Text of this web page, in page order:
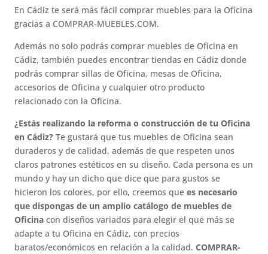
En Cádiz te será más fácil comprar muebles para la Oficina
gracias a COMPRAR-MUEBLES.COM.
Además no solo podrás comprar muebles de Oficina en
Cádiz, también puedes encontrar tiendas en Cádiz donde
podrás comprar sillas de Oficina, mesas de Oficina,
accesorios de Oficina y cualquier otro producto
relacionado con la Oficina.
¿Estás realizando la reforma o construcción de tu Oficina
en Cádiz? Te gustará que tus muebles de Oficina sean
duraderos y de calidad, además de que respeten unos
claros patrones estéticos en su diseño. Cada persona es un
mundo y hay un dicho que dice que para gustos se
hicieron los colores, por ello, creemos quees necesario
que dispongas de un amplio catálogo de muebles de
Oficinacon diseños variados para elegir el que más se
adapte a tu Oficina en Cádiz, con precios
baratos/económicos en relación a la calidad.COMPRAR-